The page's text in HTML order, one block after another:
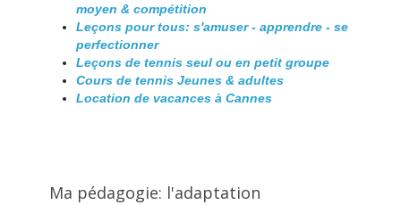
moyen & compétition
Leçons pour tous: s'amuser - apprendre - se
perfectionner
Leçons de tennis seul ou en petit groupe
Cours de tennis Jeunes & adultes
Location de vacances à Cannes
Ma pédagogie: l'adaptation